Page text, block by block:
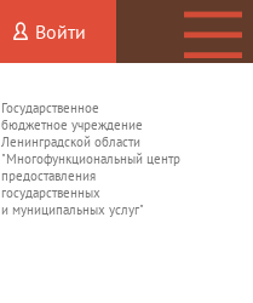
Войти
Государственное
бюджетное учреждение
Ленинградской области
"Многофункциональный центр
предоставления
государственных
и муниципальных услуг"